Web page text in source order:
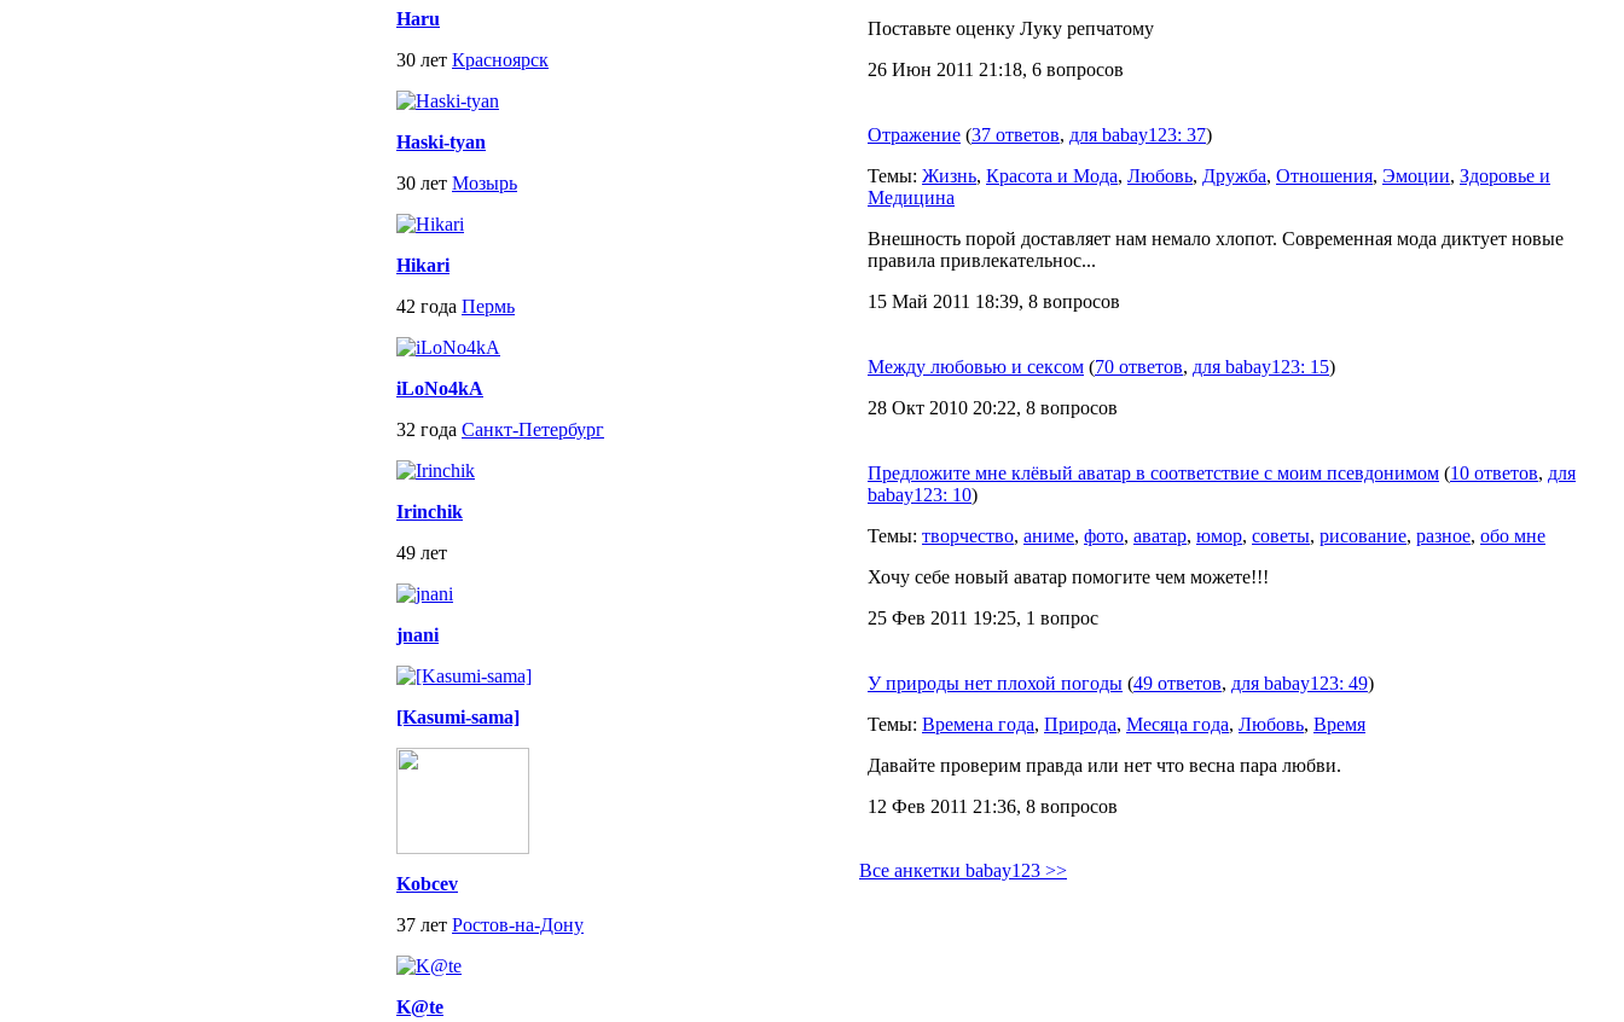
Haru
30 лет Красноярск
Haski-tyan
30 лет Мозырь
Hikari
42 года Пермь
iLoNo4kA
32 года Санкт-Петербург
Irinchik
49 лет
jnani
[Kasumi-sama]
Kobcev
37 лет Ростов-на-Дону
K@te
Поставьте оценку Луку репчатому
26 Июн 2011 21:18, 6 вопросов
Отражение (37 ответов, для babay123: 37)
Темы: Жизнь, Красота и Мода, Любовь, Дружба, Отношения, Эмоции, Здоровье и
Медицина
Внешность порой доставляет нам немало хлопот. Современная мода диктует новые
правила привлекательнос...
15 Май 2011 18:39, 8 вопросов
Между любовью и сексом (70 ответов, для babay123: 15)
28 Окт 2010 20:22, 8 вопросов
Предложите мне клёвый аватар в соответствие с моим псевдонимом (10 ответов, для
babay123: 10)
Темы: творчество, аниме, фото, аватар, юмор, советы, рисование, разное, обо мне
Хочу себе новый аватар помогите чем можете!!!
25 Фев 2011 19:25, 1 вопрос
У природы нет плохой погоды (49 ответов, для babay123: 49)
Темы: Времена года, Природа, Месяца года, Любовь, Время
Давайте проверим правда или нет что весна пара любви.
12 Фев 2011 21:36, 8 вопросов
Все анкетки babay123 >>